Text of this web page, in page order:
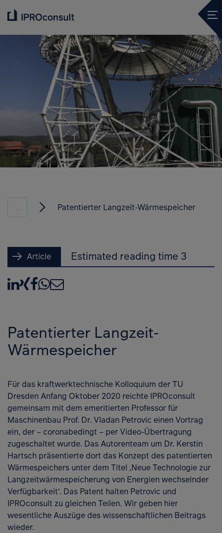
Submit
Submit
... Patentierter Langzeit-Wärmespeicher
Article Estimated reading time 3
LinkedIn
XING
Facebook
WhatsApp
E-Mail
Patentierter Langzeit-
Wärmespeicher
Für das kraftwerktechnische Kolloquium der TU
Dresden Anfang Oktober 2020 reichte IPROconsult
gemeinsam mit dem emeritierten Professor für
Maschinenbau Prof. Dr. Vladan Petrovic einen Vortrag
ein, der – coronabedingt – per Video-Übertragung
zugeschaltet wurde. Das Autorenteam um Dr. Kerstin
Hartsch präsentierte dort das Konzept des patentierten
Wärmespeichers unter dem Titel ‚Neue Technologie zur
Langzeitwärmespeicherung von Energien wechselnder
Verfügbarkeit‘. Das Patent halten Petrovic und
IPROconsult zu gleichen Teilen. Wir geben hier
wesentliche Auszüge des wissenschaftlichen Beitrags
wieder.